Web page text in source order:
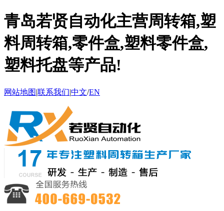
青岛若贤自动化主营周转箱,塑
料周转箱,零件盒,塑料零件盒,
塑料托盘等产品!
网站地图|联系我们|中文/EN